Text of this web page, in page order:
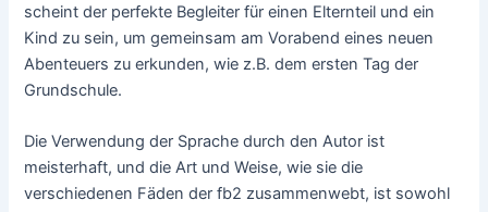
scheint der perfekte Begleiter für einen Elternteil und ein
Kind zu sein, um gemeinsam am Vorabend eines neuen
Abenteuers zu erkunden, wie z.B. dem ersten Tag der
Grundschule.
Die Verwendung der Sprache durch den Autor ist
meisterhaft, und die Art und Weise, wie sie die
verschiedenen Fäden der fb2 zusammenwebt, ist sowohl